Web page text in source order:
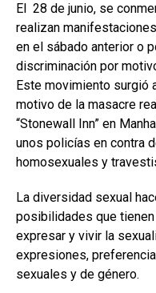
El 28 de junio, se
realizan
en el sábado anterior o
discriminación por
Este movimiento surgió
motivo de la masacre
“Stonewall Inn” en
unos policías en contra
homosexuales y
La diversidad sexual
posibilidades que
expresar y vivir la
expresiones,
sexuales y de género.